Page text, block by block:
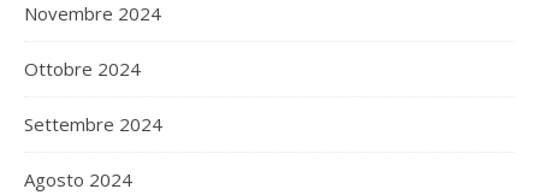
Novembre 2024
Ottobre 2024
Settembre 2024
Agosto 2024